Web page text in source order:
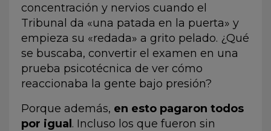
concentración y nervios cuando el
Tribunal da «una patada en la puerta» y
empieza su «redada» a grito pelado. ¿Qué
se buscaba, convertir el examen en una
prueba psicotécnica de ver cómo
reaccionaba la gente bajo presión?
Porque además, en esto pagaron todos
por igual. Incluso los que fueron sin